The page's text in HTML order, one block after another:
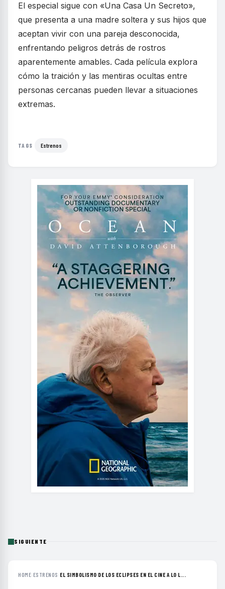
El especial sigue con «Una Casa Un Secreto»,
que presenta a una madre soltera y sus hijos que
aceptan vivir con una pareja desconocida,
enfrentando peligros detrás de rostros
aparentemente amables. Cada película explora
cómo la traición y las mentiras ocultas entre
personas cercanas pueden llevar a situaciones
extremas.
TAGS Estrenos
SIGUIENTE
HOME›ESTRENOS ›EL SIMBOLISMO DE LOS ECLIPSES EN EL CINE A LO L...